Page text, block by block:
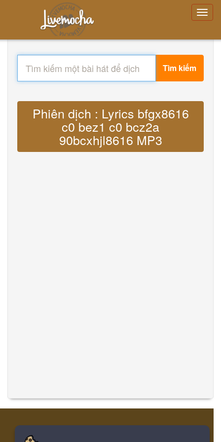
Tìm kiếm
Phiên dịch : Lyrics bfgx8616
c0 bez1 c0 bcz2a
90bcxhjl8616 MP3